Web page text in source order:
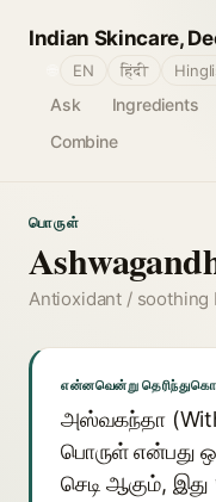
Indian Skincare,
Ask Ingredients
Combine
EN हिंदी
பொருள்
Antioxidant / soothing
என்னவென்று
அஸ்வகந்தா
பொருள் என்பது
செடி ஆகும்,